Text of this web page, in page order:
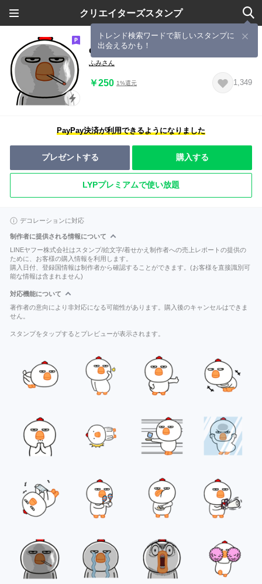
クリエイターズスタンプ
トレンド検索ワードで新しいスタンプに
出会えるかも！
chicken with bad eyes
ふみさん
￥250 1%還元 1,349
PayPay決済が利用できるようになりました
プレゼントする 購入する
LYPプレミアムで使い放題
デコレーションに対応
制作者に提供される情報について
LINEヤフー株式会社はスタンプ/絵文字/着せかえ制作者への売上レポートの提供の
ために、お客様の購入情報を利用します。
購入日付、登録国情報は制作者から確認することができます。(お客様を直接識別可
能な情報は含まれません)
対応機能について
著作者の意向により非対応になる可能性があります。購入後のキャンセルはできま
せん。
スタンプをタップするとプレビューが表示されます。